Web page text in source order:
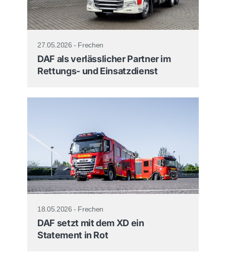
27.05.2026 - Frechen
DAF als verlässlicher Partner im
Rettungs- und Einsatzdienst
18.05.2026 - Frechen
DAF setzt mit dem XD ein
Statement in Rot